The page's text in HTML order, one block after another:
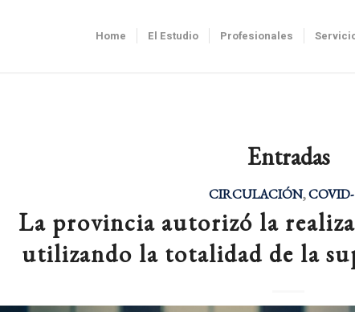
Home El Estudio Profesionales
Entradas
CIRCULACIÓN,
La provincia autorizó la
utilizando la totalidad de la